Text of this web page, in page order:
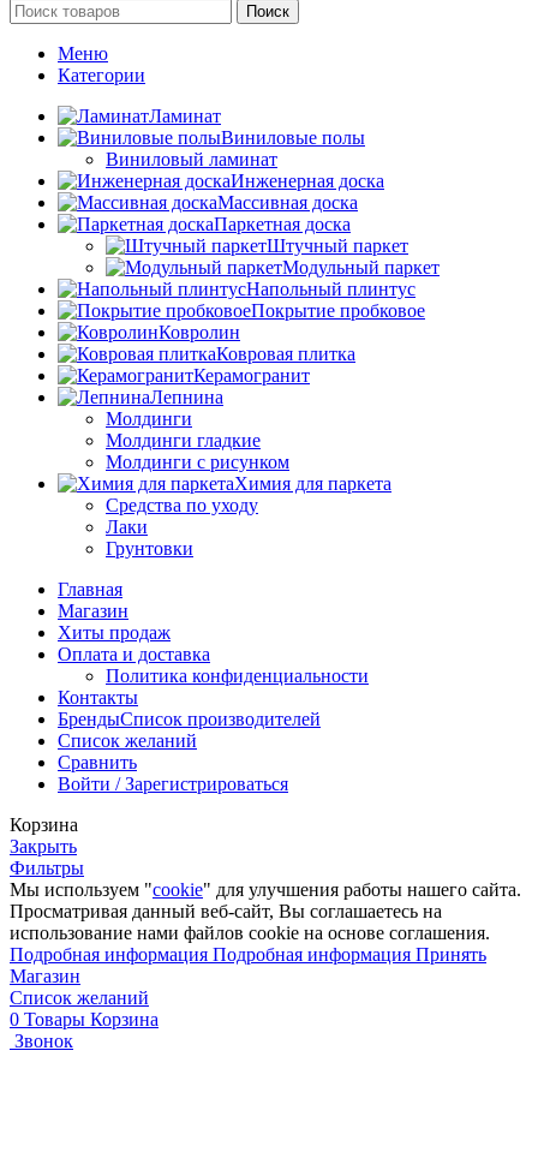
Поиск
Меню
Категории
Ламинат
Виниловые полы
Виниловый ламинат
Инженерная доска
Массивная доска
Паркетная доска
Штучный паркет
Модульный паркет
Напольный плинтус
Покрытие пробковое
Ковролин
Ковровая плитка
Керамогранит
Лепнина
Молдинги
Молдинги гладкие
Молдинги с рисунком
Химия для паркета
Средства по уходу
Лаки
Грунтовки
Главная
Магазин
Хиты продаж
Оплата и доставка
Политика конфиденциальности
Контакты
БрендыСписок производителей
Список желаний
Сравнить
Войти / Зарегистрироваться
Корзина
Закрыть
Фильтры
Мы используем "cookie" для улучшения работы нашего сайта.
Просматривая данный веб-сайт, Вы соглашаетесь на
использование нами файлов cookie на основе соглашения.
Подробная информация Подробная информация Принять
Магазин
Список желаний
0 Товары Корзина
Звонок